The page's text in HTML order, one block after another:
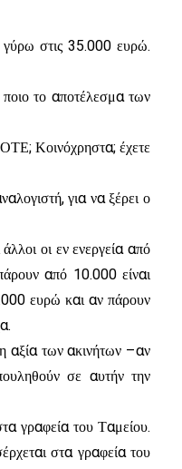
γύρω στις 35.000 ευρώ.
το αποτέλεσμα των
Κοινόχρηστα; έχετε
για να ξέρει ο
οι εν ενεργεία από
από 10.000 είναι
ευρώ και αν πάρουν
αξία των ακινήτων –αν
σε αυτήν την
γραφεία του Ταμείου.
στα γραφεία του